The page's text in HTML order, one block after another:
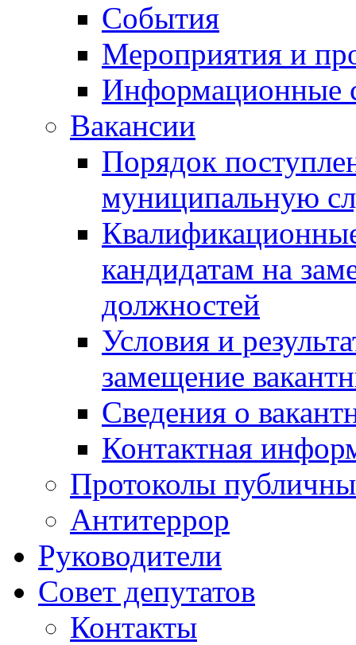
События
Мероприятия и
Информационные
Вакансии
Порядок
муниципальную
кандидатам на
должностей
Условия и
замещение
Сведения о
Контактная
Протоколы
Антитеррор
Руководители
Совет депутатов
Контакты